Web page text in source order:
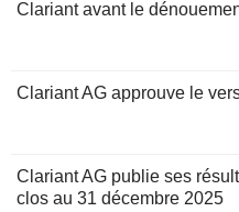
Clariant avant le
Clariant AG approuve le
Clariant AG publie ses
clos au 31 décembre 2025